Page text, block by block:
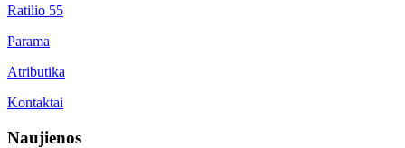
Ratilio 55
Parama
Atributika
Kontaktai
Naujienos